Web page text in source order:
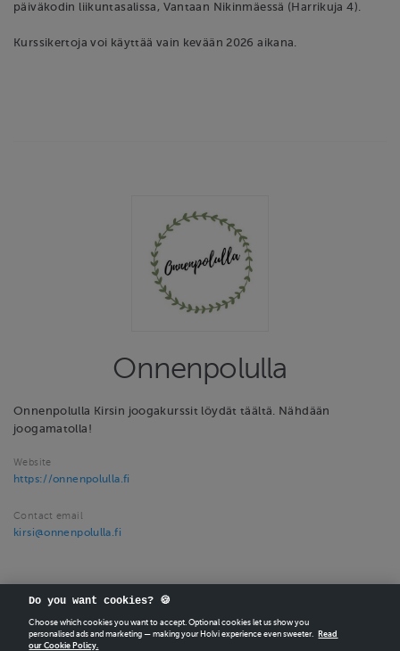
päiväkodin liikuntasalissa, Vantaan Nikinmäessä (Harrikuja 4).
Kurssikertoja voi käyttää vain kevään 2026 aikana.
Onnenpolulla
Onnenpolulla Kirsin joogakurssit löydät täältä. Nähdään
joogamatolla!
Website
https://onnenpolulla.fi
Contact email
kirsi@onnenpolulla.fi
Do you want cookies? 🍪
Choose which cookies you want to accept. Optional cookies let us show you
personalised ads and marketing — making your Holvi experience even sweeter.
Read
our Cookie Policy.